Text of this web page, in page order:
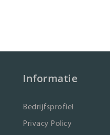
Informatie
Bedrijfsprofiel
Privacy Policy